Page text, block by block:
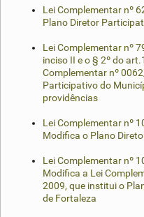
Lei Complementar nº
Plano Diretor
Lei Complementar nº
inciso II e o § 2º do
Complementar nº
Participativo do
providências
Lei Complementar nº
Modifica o Plano
Lei Complementar nº
Modifica a Lei
2009, que institui o
de Fortaleza